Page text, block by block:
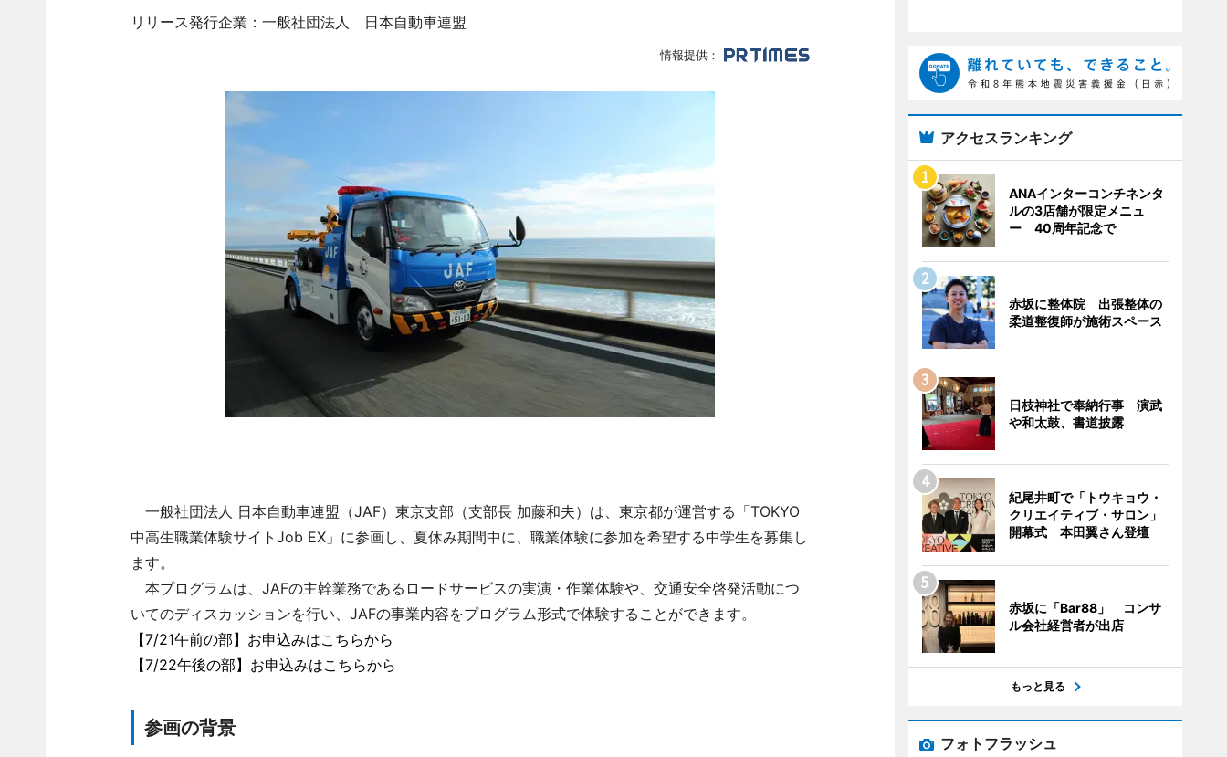
リリース発行企業：一般社団法人 日本自動車連盟
情報提供：
一般社団法人 日本自動車連盟（JAF）東京支部（支部長 加藤和夫）は、東京都が運営する「TOKYO
中高生職業体験サイトJob EX」に参画し、夏休み期間中に、職業体験に参加を希望する中学生を募集し
ます。
本プログラムは、JAFの主幹業務であるロードサービスの実演・作業体験や、交通安全啓発活動につ
いてのディスカッションを行い、JAFの事業内容をプログラム形式で体験することができます。
【7/21午前の部】お申込みはこちらから
【7/22午後の部】お申込みはこちらから
参画の背景
アクセスランキング
ANAインターコンチネンタ
ルの3店舗が限定メニュ
ー 40周年記念で
赤坂に整体院 出張整体の
柔道整復師が施術スペース
日枝神社で奉納行事 演武
や和太鼓、書道披露
紀尾井町で「トウキョウ・
クリエイティブ・サロン」
開幕式 本田翼さん登壇
赤坂に「Bar88」 コンサ
ル会社経営者が出店
もっと見る
フォトフラッシュ